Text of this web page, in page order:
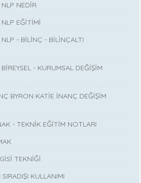
NEDİR
EĞİTİMİ
- BİLİNÇ - BİLİNÇALTI
- KURUMSAL DEĞİŞİM
BYRON KATİE İNANÇ DEĞİŞİM
- TEKNİK EĞİTİM NOTLARI
TEKNİĞİ
KULLANIMI